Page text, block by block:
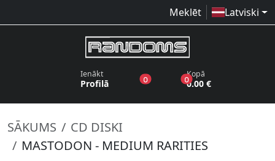
Meklēt Latviski
Ienākt
Profilā 0produkti vēlmju sarakstā
0produkti grozā
Kopā
0.00 €
SĀKUMS
CD DISKI
MASTODON - MEDIUM RARITIES